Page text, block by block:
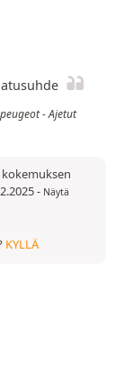
- Ajetut
- Näytä
KYLLÄ